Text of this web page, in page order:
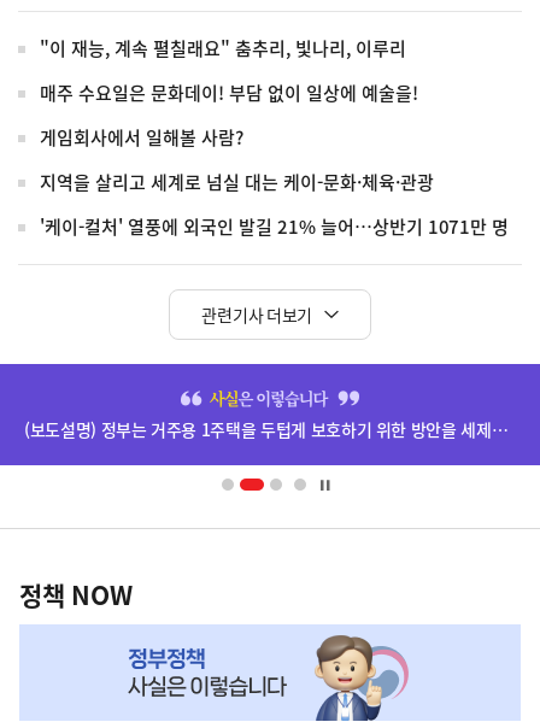
"이 재능, 계속 펼칠래요" 춤추리, 빛나리, 이루리
매주 수요일은 문화데이! 부담 없이 일상에 예술을!
게임회사에서 일해볼 사람?
지역을 살리고 세계로 넘실 대는 케이-문화·체육·관광
'케이-컬처' 열풍에 외국인 발길 21% 늘어…상반기 1071만 명
관련기사 더보기
배
영
(보도설명) 정부는 거주용 1주택을 두텁게 보호하기 위한 방안을 세제개편안에 담았습니다.
책
NOW,
정책 NOW